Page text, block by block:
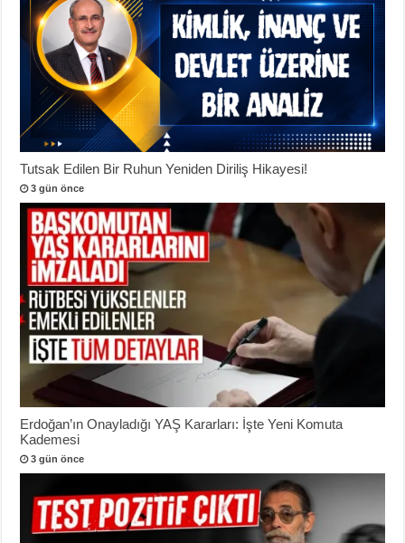
Tutsak Edilen Bir Ruhun Yeniden Diriliş Hikayesi!
3 gün önce
Erdoğan’ın Onayladığı YAŞ Kararları: İşte Yeni Komuta
Kademesi
3 gün önce